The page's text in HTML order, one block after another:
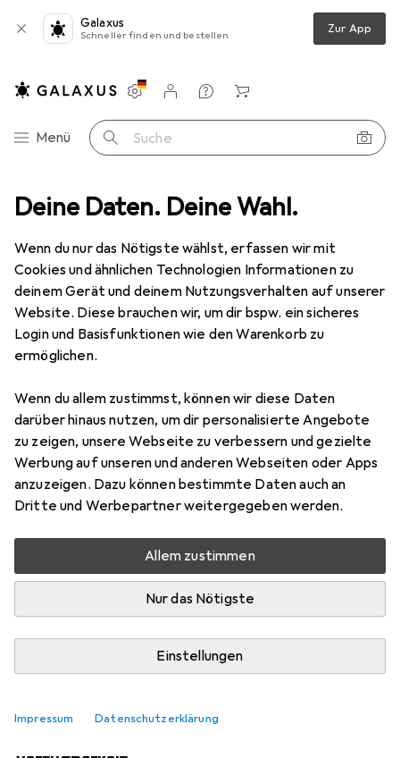
Deine Daten. Deine Wahl.
Wenn du nur das Nötigste wählst, erfassen wir mit
Cookies und ähnlichen Technologien Informationen zu
deinem Gerät und deinem Nutzungsverhalten auf unserer
Website. Diese brauchen wir, um dir bspw. ein sicheres
Login und Basisfunktionen wie den Warenkorb zu
ermöglichen.
Wenn du allem zustimmst, können wir diese Daten
darüber hinaus nutzen, um dir personalisierte Angebote
zu zeigen, unsere Webseite zu verbessern und gezielte
Werbung auf unseren und anderen Webseiten oder Apps
anzuzeigen. Dazu können bestimmte Daten auch an
Dritte und Werbepartner weitergegeben werden.
Allem zustimmen
Nur das Nötigste
Einstellungen
Impressum Datenschutzerklärung
Galaxus
Schneller finden und bestellen Zur App
Navigation nach Kategorien
Menü Suche
Einstellungen
Kundenkonto
Vergleichslisten
Merklisten
Warenkorb
in Mode Accessoires Handschuhe Hestra Woll Terry Mitt
6 Bilder
HestraWoll Terry Mitt
5
Bewertungen Marke
Mehr von Hestra
Aktuell nicht lieferbar
Benachrichtigen, wenn lieferbar
Vergleichen Merken